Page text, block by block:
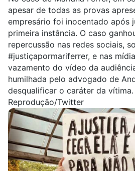
apesar de todas as provas
empresário foi inocentado após
primeira instância. O caso
repercussão nas redes sociais,
#justiçapormariferrer, e nas
vazamento do vídeo da
humilhada pelo advogado de
desqualificar o caráter da vítima.
Reprodução/Twitter